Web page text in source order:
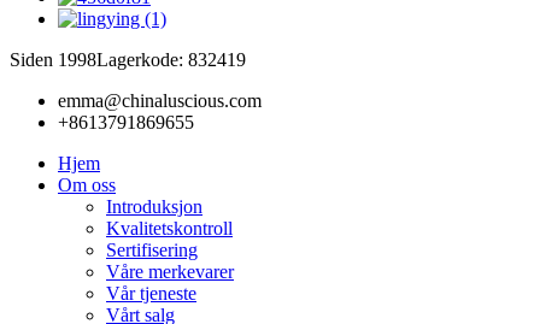
Siden 1998Lagerkode: 832419
emma@chinaluscious.com
+8613791869655
Hjem
Om oss
Introduksjon
Kvalitetskontroll
Sertifisering
Våre merkevarer
Vår tjeneste
Vårt salg